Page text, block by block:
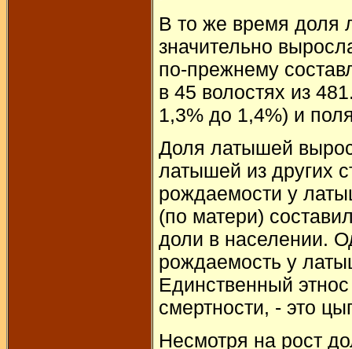
В то же время доля
значительно
по-прежнему
в 45 волостях из
1,3% до 1,4%) и
Доля латышей
латышей из других
рождаемости у
(по матери)
доли в населении.
рождаемость у
Единственный
смертности, - это
Несмотря на рост